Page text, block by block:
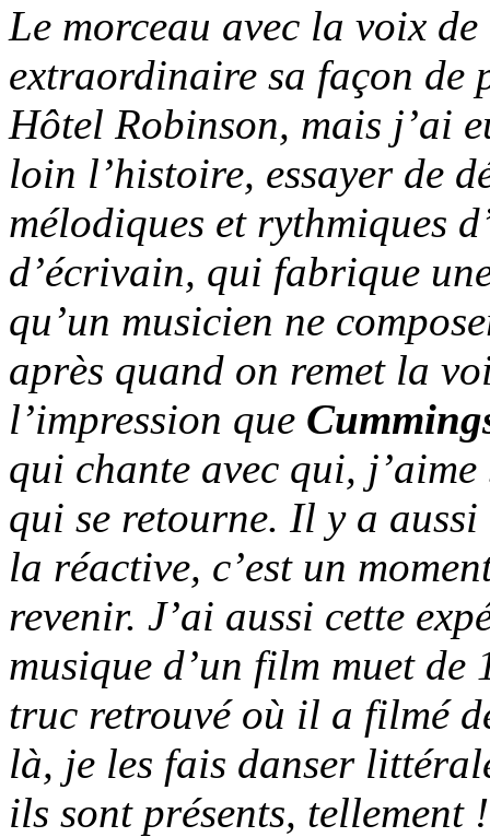
Le morceau avec la voix de
extraordinaire sa façon de
Hôtel Robinson, mais j’ai
loin l’histoire, essayer de
mélodiques et rythmiques
d’écrivain, qui fabrique
qu’un musicien ne
après quand on remet la
l’impression que
qui chante avec qui,
qui se retourne. Il y a
la réactive, c’est un
revenir. J’ai aussi cette
musique d’un film muet de
truc retrouvé où il a filmé
là, je les fais danser
ils sont présents, tellement !